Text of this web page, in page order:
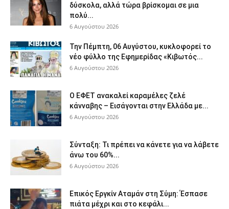
δύσκολα, αλλά τώρα βρίσκομαι σε μια
πολύ...
6 Αυγούστου 2026
Την Πέμπτη, 06 Αυγύστου, κυκλοφορεί το
νέο φύλλο της Εφημερίδας «Κιβωτός...
6 Αυγούστου 2026
Ο ΕΦΕΤ ανακαλεί καραμέλες ζελέ
κάνναβης – Εισάγονται στην Ελλάδα με...
6 Αυγούστου 2026
Σύνταξη: Τι πρέπει να κάνετε για να λάβετε
άνω του 60%...
6 Αυγούστου 2026
Επικός Εργκίν Αταμάν στη Σύμη: Έσπασε
πιάτα μέχρι και στο κεφάλι...